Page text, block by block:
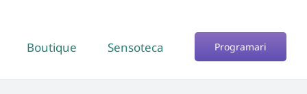
Boutique Sensoteca Programari